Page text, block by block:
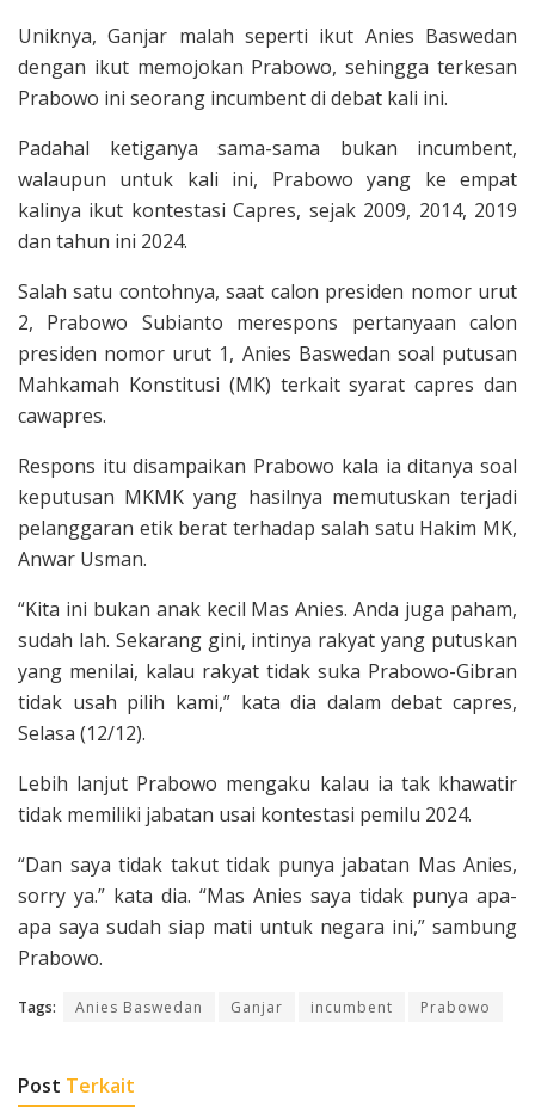
Uniknya, Ganjar malah seperti ikut Anies Baswedan
dengan ikut memojokan Prabowo, sehingga terkesan
Prabowo ini seorang incumbent di debat kali ini.
Padahal ketiganya sama-sama bukan incumbent,
walaupun untuk kali ini, Prabowo yang ke empat
kalinya ikut kontestasi Capres, sejak 2009, 2014, 2019
dan tahun ini 2024.
Salah satu contohnya, saat calon presiden nomor urut
2, Prabowo Subianto merespons pertanyaan calon
presiden nomor urut 1, Anies Baswedan soal putusan
Mahkamah Konstitusi (MK) terkait syarat capres dan
cawapres.
Respons itu disampaikan Prabowo kala ia ditanya soal
keputusan MKMK yang hasilnya memutuskan terjadi
pelanggaran etik berat terhadap salah satu Hakim MK,
Anwar Usman.
“Kita ini bukan anak kecil Mas Anies. Anda juga paham,
sudah lah. Sekarang gini, intinya rakyat yang putuskan
yang menilai, kalau rakyat tidak suka Prabowo-Gibran
tidak usah pilih kami,” kata dia dalam debat capres,
Selasa (12/12).
Lebih lanjut Prabowo mengaku kalau ia tak khawatir
tidak memiliki jabatan usai kontestasi pemilu 2024.
“Dan saya tidak takut tidak punya jabatan Mas Anies,
sorry ya.” kata dia. “Mas Anies saya tidak punya apa-
apa saya sudah siap mati untuk negara ini,” sambung
Prabowo.
Tags: Anies Baswedan Ganjar incumbent Prabowo
Post Terkait